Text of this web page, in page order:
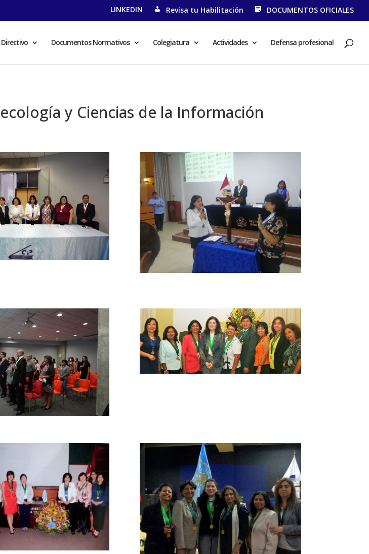
LINKEDIN Revisa tu Habilitación DOCUMENTOS OFICIALES
Documentos Normativos Colegiatura Actividades Defensa profesional
y Ciencias de la Información